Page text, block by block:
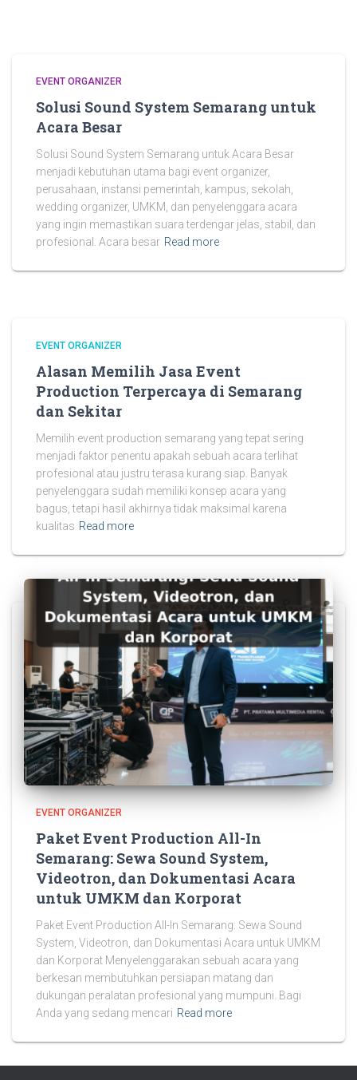
EVENT ORGANIZER
Solusi Sound System Semarang untuk
Acara Besar
Solusi Sound System Semarang untuk Acara Besar
menjadi kebutuhan utama bagi event organizer,
perusahaan, instansi pemerintah, kampus, sekolah,
wedding organizer, UMKM, dan penyelenggara acara
yang ingin memastikan suara terdengar jelas, stabil, dan
profesional. Acara besar Read more
EVENT ORGANIZER
Alasan Memilih Jasa Event
Production Terpercaya di Semarang
dan Sekitar
Memilih event production semarang yang tepat sering
menjadi faktor penentu apakah sebuah acara terlihat
profesional atau justru terasa kurang siap. Banyak
penyelenggara sudah memiliki konsep acara yang
bagus, tetapi hasil akhirnya tidak maksimal karena
kualitas Read more
EVENT ORGANIZER
Paket Event Production All-In
Semarang: Sewa Sound System,
Videotron, dan Dokumentasi Acara
untuk UMKM dan Korporat
Paket Event Production All-In Semarang: Sewa Sound
System, Videotron, dan Dokumentasi Acara untuk UMKM
dan Korporat Menyelenggarakan sebuah acara yang
berkesan membutuhkan persiapan matang dan
dukungan peralatan profesional yang mumpuni. Bagi
Anda yang sedang mencari Read more